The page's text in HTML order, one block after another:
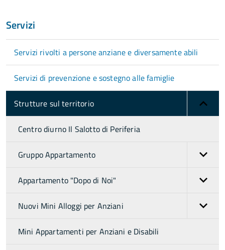
Servizi
Servizi rivolti a persone anziane e diversamente abili
Servizi di prevenzione e sostegno alle famiglie
Strutture sul territorio
Centro diurno Il Salotto di Periferia
Gruppo Appartamento
Appartamento "Dopo di Noi"
Nuovi Mini Alloggi per Anziani
Mini Appartamenti per Anziani e Disabili